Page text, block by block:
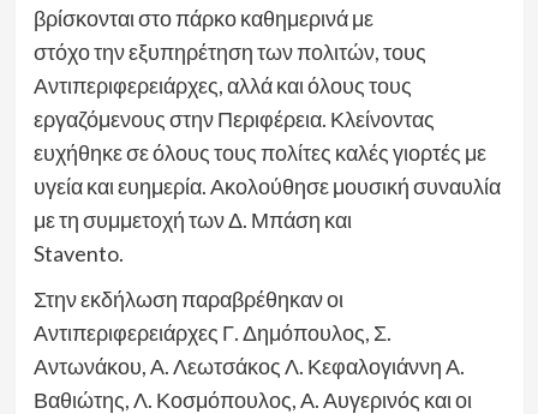
βρίσκονται στο πάρκο καθημερινά με
στόχο την εξυπηρέτηση των πολιτών, τους
Αντιπεριφερειάρχες, αλλά και όλους τους
εργαζόμενους στην Περιφέρεια. Κλείνοντας
ευχήθηκε σε όλους τους πολίτες καλές γιορτές με
υγεία και ευημερία. Ακολούθησε μουσική συναυλία
με τη συμμετοχή των Δ. Μπάση και
Stavento.
Στην εκδήλωση παραβρέθηκαν οι
Αντιπεριφερειάρχες Γ. Δημόπουλος, Σ.
Αντωνάκου, Α. Λεωτσάκος Λ. Κεφαλογιάννη Α.
Βαθιώτης, Λ. Κοσμόπουλος, Α. Αυγερινός και οι